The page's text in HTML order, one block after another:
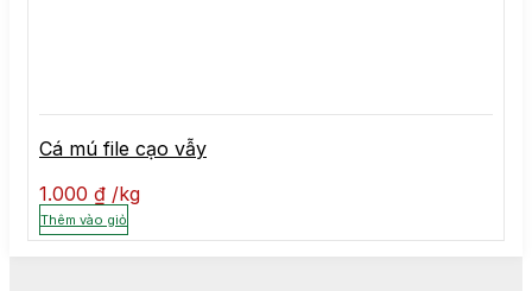
Cá mú file cạo vẫy
1.000 ₫ kg
Thêm vào giỏ